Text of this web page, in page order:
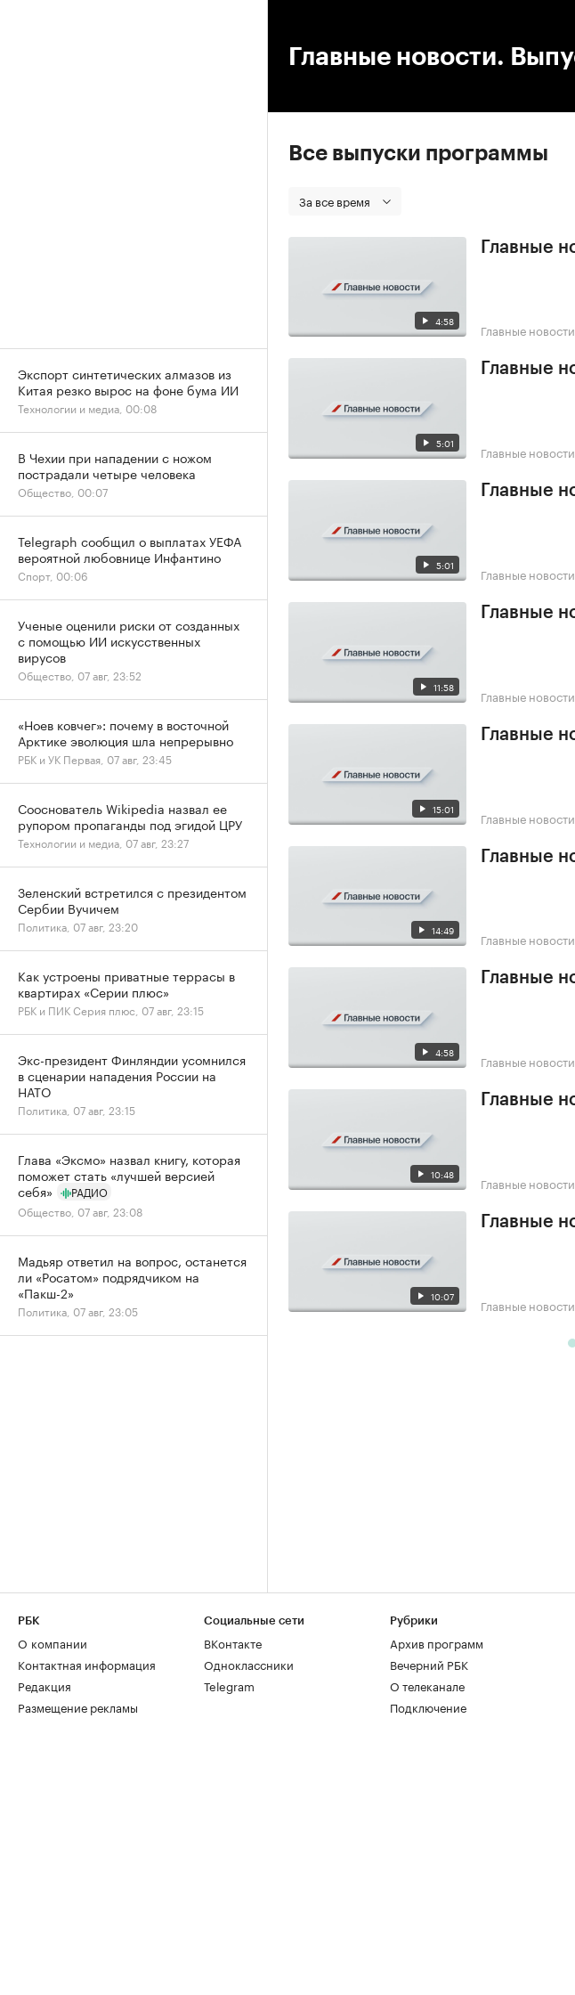
Главные новости.
Все выпуски программы
За все время
4:58
Главные
Главные новости
5:01
Главные
Главные новости
5:01
Главные
Главные новости
11:58
Главные
Главные новости
15:01
Главные
Главные новости
14:49
Главные
Главные новости
4:58
Главные
Главные новости
10:48
Главные
Главные новости
10:07
Главные
Главные новости
Экспорт синтетических алмазов из
Китая резко вырос на фоне бума ИИ
Технологии и медиа, 00:08
В Чехии при нападении с ножом
пострадали четыре человека
Общество, 00:07
Telegraph сообщил о выплатах УЕФА
вероятной любовнице Инфантино
Спорт, 00:06
Ученые оценили риски от созданных
с помощью ИИ искусственных
вирусов
Общество, 07 авг, 23:52
«Ноев ковчег»: почему в восточной
Арктике эволюция шла непрерывно
РБК и УК Первая, 07 авг, 23:45
Сооснователь Wikipedia назвал ее
рупором пропаганды под эгидой ЦРУ
Технологии и медиа, 07 авг, 23:27
Зеленский встретился с президентом
Сербии Вучичем
Политика, 07 авг, 23:20
Как устроены приватные террасы в
квартирах «Серии плюс»
РБК и ПИК Серия плюс, 07 авг, 23:15
Экс-президент Финляндии усомнился
в сценарии нападения России на
НАТО
Политика, 07 авг, 23:15
Глава «Эксмо» назвал книгу, которая
поможет стать «лучшей версией
себя»
РАДИО
Общество, 07 авг, 23:08
Мадьяр ответил на вопрос, останется
ли «Росатом» подрядчиком на
«Пакш-2»
Политика, 07 авг, 23:05
РБК
О компании
Контактная информация
Редакция
Размещение рекламы
Социальные сети
ВКонтакте
Одноклассники
Telegram
Рубрики
Архив программ
Вечерний РБК
О телеканале
Подключение